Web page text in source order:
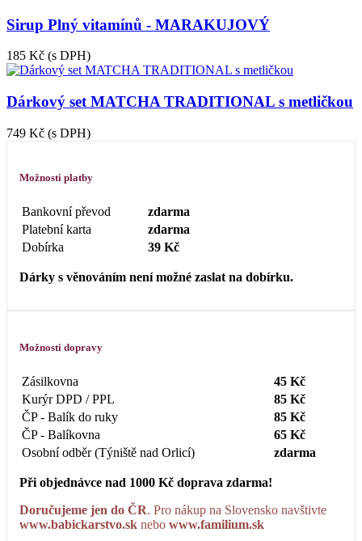
Sirup Plný vitamínů - MARAKUJOVÝ
185 Kč (s DPH)
Dárkový set MATCHA TRADITIONAL s metličkou
749 Kč (s DPH)
Možnosti platby
Bankovní převod
zdarma
Platební karta
zdarma
Dobírka
39 Kč
Dárky s věnováním není možné zaslat na dobírku.
Možnosti dopravy
Zásilkovna
45 Kč
Kurýr DPD / PPL
85 Kč
ČP - Balík do ruky
85 Kč
ČP - Balíkovna
65 Kč
Osobní odběr (Týniště nad Orlicí)
zdarma
Při objednávce nad 1000 Kč doprava zdarma!
Doručujeme jen do ČR. Pro nákup na Slovensko navštivte
www.babickarstvo.sk nebo www.familium.sk